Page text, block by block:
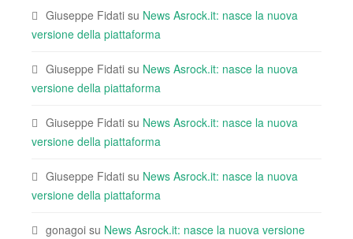
Giuseppe Fidati su News Asrock.it: nasce la nuova
versione della piattaforma
Giuseppe Fidati su News Asrock.it: nasce la nuova
versione della piattaforma
Giuseppe Fidati su News Asrock.it: nasce la nuova
versione della piattaforma
Giuseppe Fidati su News Asrock.it: nasce la nuova
versione della piattaforma
gonagoi su News Asrock.it: nasce la nuova versione